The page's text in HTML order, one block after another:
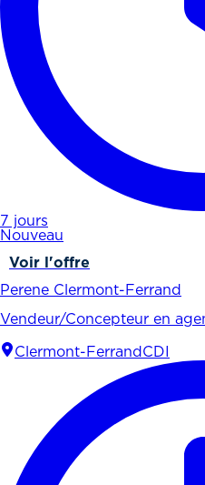
7 jours
Nouveau
Voir l'offre
Perene Clermont-Ferrand
Vendeur/Concepteur en
Clermont-Ferrand CDI